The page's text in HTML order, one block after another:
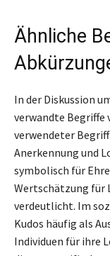
Ähnliche
In der Diskussion
verwandte Begriffe
verwendeter
Anerkennung und
symbolisch für
Wertschätzung für
verdeutlicht. Im
Kudos häufig als
Individuen für ihre